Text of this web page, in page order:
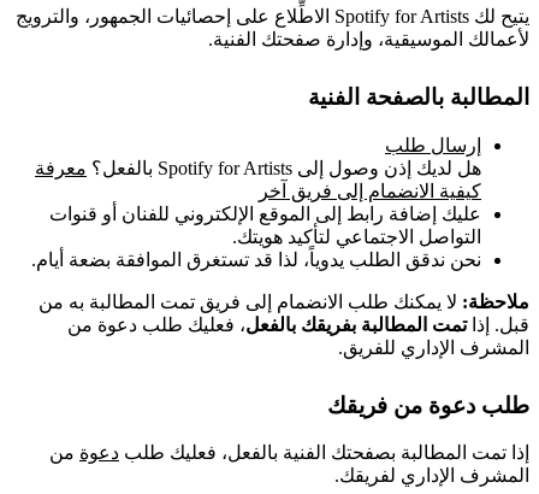
يتيح لك Spotify for Artists الاطِّلاع على إحصائيات الجمهور، والترويج
لأعمالك الموسيقية، وإدارة صفحتك الفنية.
المطالبة بالصفحة الفنية
إرسال طلب
هل لديك إذن وصول إلى Spotify for Artists بالفعل؟
معرفة
كيفية الانضمام إلى فريق آخر
عليك إضافة رابط إلى الموقع الإلكتروني للفنان أو قنوات
التواصل الاجتماعي لتأكيد هويتك.
نحن ندقق الطلب يدوياً، لذا قد تستغرق الموافقة بضعة أيام.
ملاحظة: لا يمكنك طلب الانضمام إلى فريق تمت المطالبة به من
قبل. إذاتمت المطالبة بفريقك بالفعل، فعليك طلب دعوة من
المشرف الإداري للفريق.
طلب دعوة من فريقك
إذا تمت المطالبة بصفحتك الفنية بالفعل، فعليك طلب دعوة من
المشرف الإداري لفريقك.